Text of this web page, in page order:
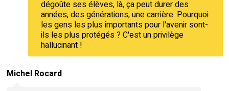
dégoûte ses élèves, là, ça peut durer des
années, des générations, une carrière. Pourquoi
les gens les plus importants pour l'avenir sont-
ils les plus protégés ? C'est un privilège
hallucinant !
Michel Rocard